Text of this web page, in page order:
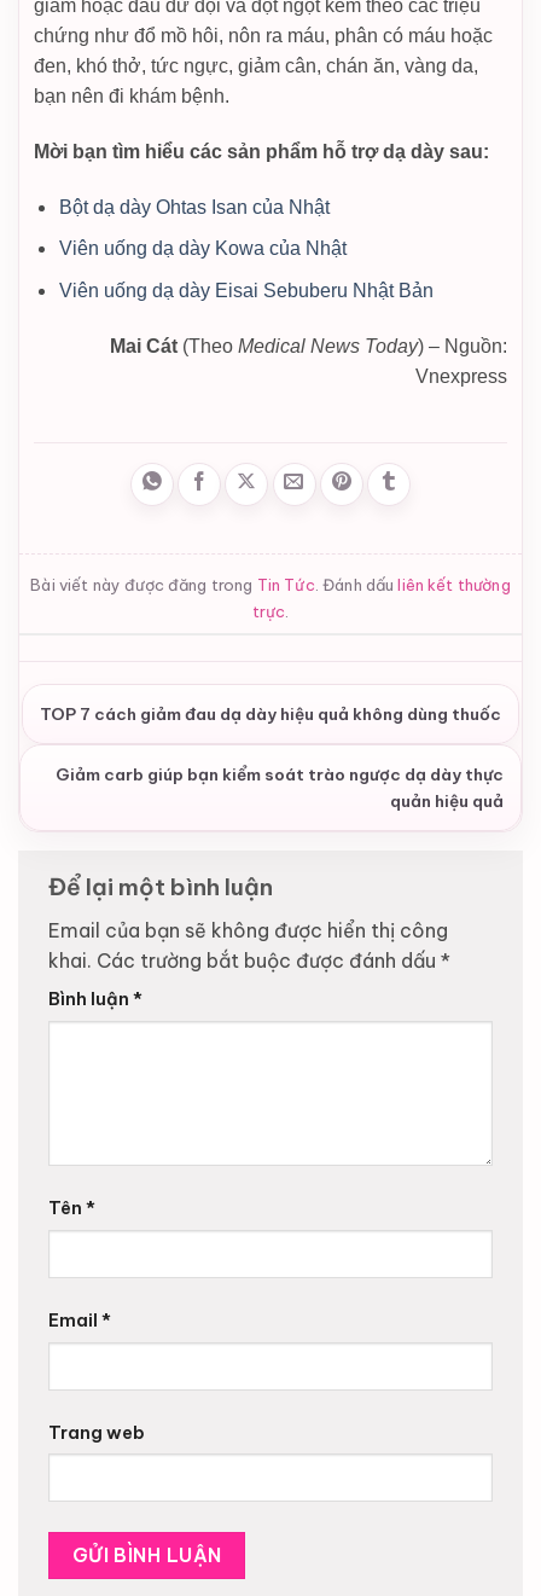
giảm hoặc đau dữ dội và đột ngột kèm theo các triệu
chứng như đổ mồ hôi, nôn ra máu, phân có máu hoặc
đen, khó thở, tức ngực, giảm cân, chán ăn, vàng da,
bạn nên đi khám bệnh.
Mời bạn tìm hiểu các sản phẩm hỗ trợ dạ dày sau:
Bột dạ dày Ohtas Isan của Nhật
Viên uống dạ dày Kowa của Nhật
Viên uống dạ dày Eisai Sebuberu Nhật Bản
Mai Cát (Theo Medical News Today) – Nguồn:
Vnexpress
Bài viết này được đăng trong Tin Tức . Đánh dấuliên kết thường
trực
TOP 7 cách giảm đau dạ dày hiệu quả không dùng thuốc
Giảm carb giúp bạn kiểm soát trào ngược dạ dày thực
quản hiệu quả
Để lại một bình luận
Email của bạn sẽ không được hiển thị công
khai. Các trường bắt buộc được đánh dấu *
Bình luận *
Tên *
Email *
Trang web